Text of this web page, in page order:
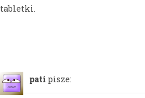
tabletki.
pati pisze: